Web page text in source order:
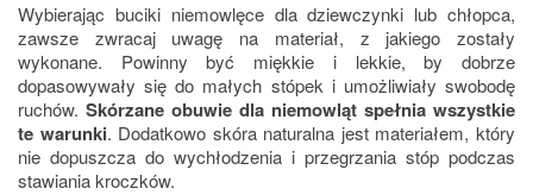
Wybierając buciki niemowlęce dla dziewczynki lub chłopca,
zawsze zwracaj uwagę na materiał, z jakiego zostały
wykonane. Powinny być miękkie i lekkie, by dobrze
dopasowywały się do małych stópek i umożliwiały swobodę
ruchów. Skórzane obuwie dla niemowląt spełnia wszystkie
te warunki. Dodatkowo skóra naturalna jest materiałem, który
nie dopuszcza do wychłodzenia i przegrzania stóp podczas
stawiania kroczków.